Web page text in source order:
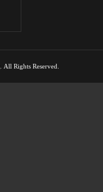
. All Rights Reserved.